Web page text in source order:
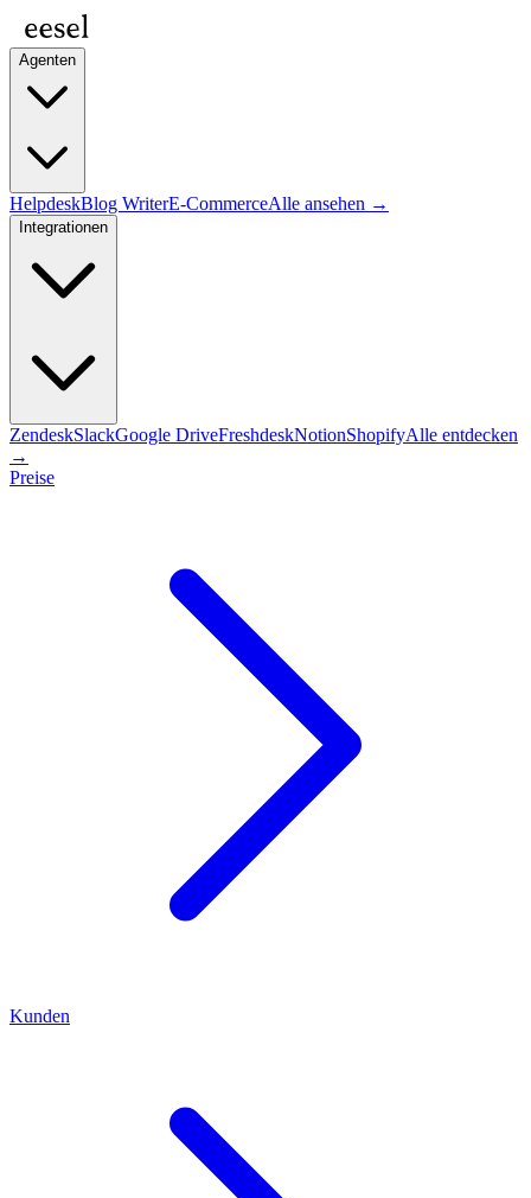
Agenten
HelpdeskBlog WriterE-CommerceAlle ansehen →
Integrationen
ZendeskSlackGoogle DriveFreshdeskNotionShopifyAlle entdecken
→
Preise
Kunden